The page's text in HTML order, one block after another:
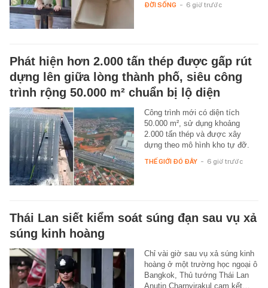
ĐỜI SỐNG - 6 giờ trước
Phát hiện hơn 2.000 tấn thép được gấp rút
dựng lên giữa lòng thành phố, siêu công
trình rộng 50.000 m² chuẩn bị lộ diện
Công trình mới có diện tích
50.000 m², sử dụng khoảng
2.000 tấn thép và được xây
dựng theo mô hình kho tự đỡ.
THẾ GIỚI ĐÓ ĐÂY - 6 giờ trước
Thái Lan siết kiểm soát súng đạn sau vụ xả
súng kinh hoàng
Chỉ vài giờ sau vụ xả súng kinh
hoàng ở một trường học ngoại ô
Bangkok, Thủ tướng Thái Lan
Anutin Charnvirakul cam kết…